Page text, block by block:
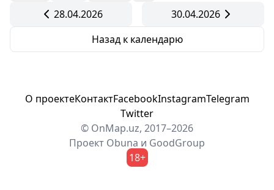
28.04.2026
30.04.2026
Назад к календарю
О проектеКонтактFacebookInstagramTelegram
Twitter
© OnMap.uz, 2017–2026
Проект Obuna и GoodGroup
18+